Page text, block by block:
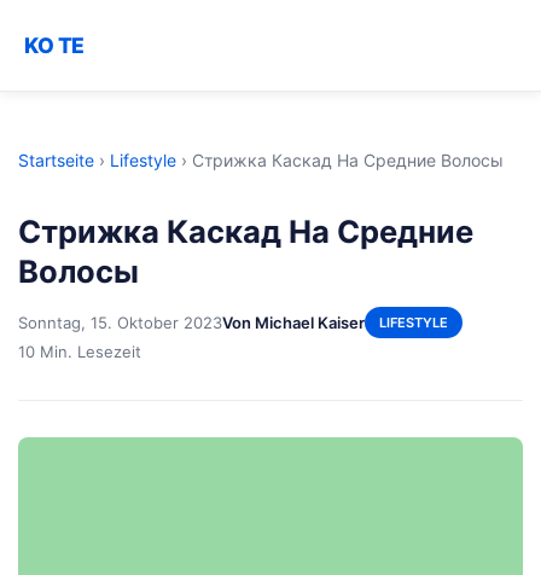
KO TE
Startseite › Lifestyle › Стрижка Каскад На Средние Волосы
Стрижка Каскад На Средние
Волосы
Sonntag, 15. Oktober 2023Von Michael Kaiser LIFESTYLE
10 Min. Lesezeit